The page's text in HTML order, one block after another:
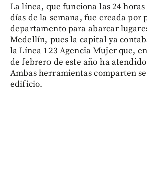
La línea, que funciona las 24
días de la semana, fue creada por
departamento para abarcar
Medellín, pues la capital ya
la Línea 123 Agencia Mujer que,
de febrero de este año ha
Ambas herramientas comparten
edificio.